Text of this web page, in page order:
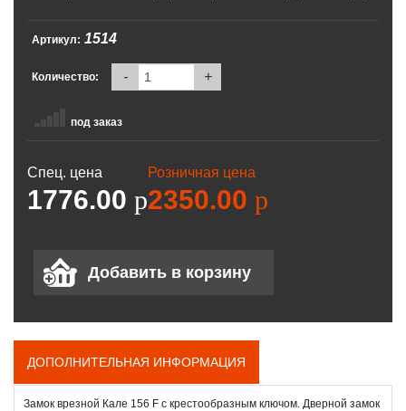
Артикул: 1514
Количество: - +
под заказ
Спец. цена
1776.00 p
Розничная цена
2350.00 p
ДОПОЛНИТЕЛЬНАЯ ИНФОРМАЦИЯ
Замок врезной Кале 156 F с крестообразным ключом. Дверной замок